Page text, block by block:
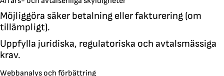
Möjliggöra säker betalning eller fakturering (om
tillämpligt).
Uppfylla juridiska, regulatoriska och avtalsmässiga
krav.
Webbanalys och förbättring